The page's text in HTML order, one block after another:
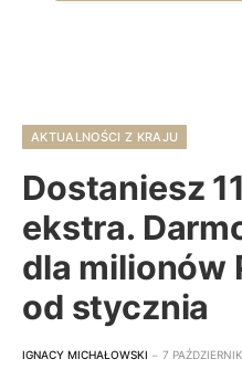
AKTUALNOŚCI Z KRAJU
Dostaniesz
ekstra.
dla milionów
od stycznia
IGNACY MICHAŁOWSKI 7